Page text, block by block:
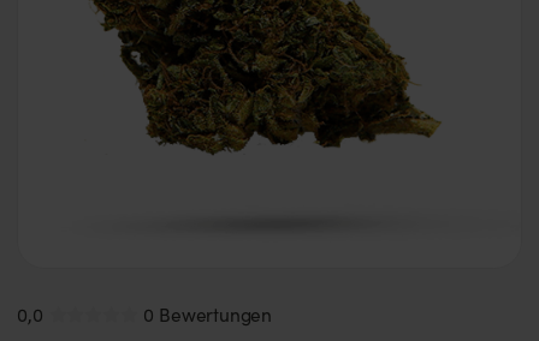
0,0 0 Bewertungen